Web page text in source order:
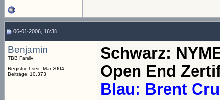
06-01-2006, 16:38
Benjamin
TBB Family
Registriert seit: Mar 2004
Beiträge: 10.373
Schwarz:
Open End
Blau: Brent